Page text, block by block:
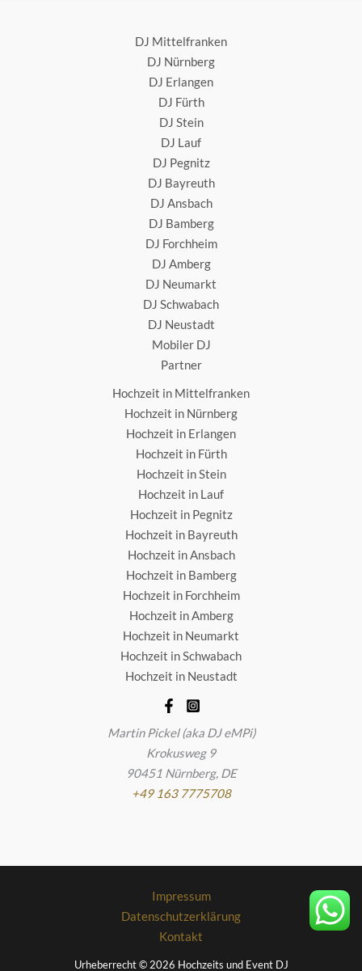
DJ Mittelfranken
DJ Nürnberg
DJ Erlangen
DJ Fürth
DJ Stein
DJ Lauf
DJ Pegnitz
DJ Bayreuth
DJ Ansbach
DJ Bamberg
DJ Forchheim
DJ Amberg
DJ Neumarkt
DJ Schwabach
DJ Neustadt
Mobiler DJ
Partner
Hochzeit in Mittelfranken
Hochzeit in Nürnberg
Hochzeit in Erlangen
Hochzeit in Fürth
Hochzeit in Stein
Hochzeit in Lauf
Hochzeit in Pegnitz
Hochzeit in Bayreuth
Hochzeit in Ansbach
Hochzeit in Bamberg
Hochzeit in Forchheim
Hochzeit in Amberg
Hochzeit in Neumarkt
Hochzeit in Schwabach
Hochzeit in Neustadt
Martin Pickel (aka DJ eMPi)
Krokusweg 9
90451 Nürnberg, DE
+49 163 7775708
Impressum
Datenschutzerklärung
Kontakt
Urheberrecht © 2026 Hochzeits und Event DJ